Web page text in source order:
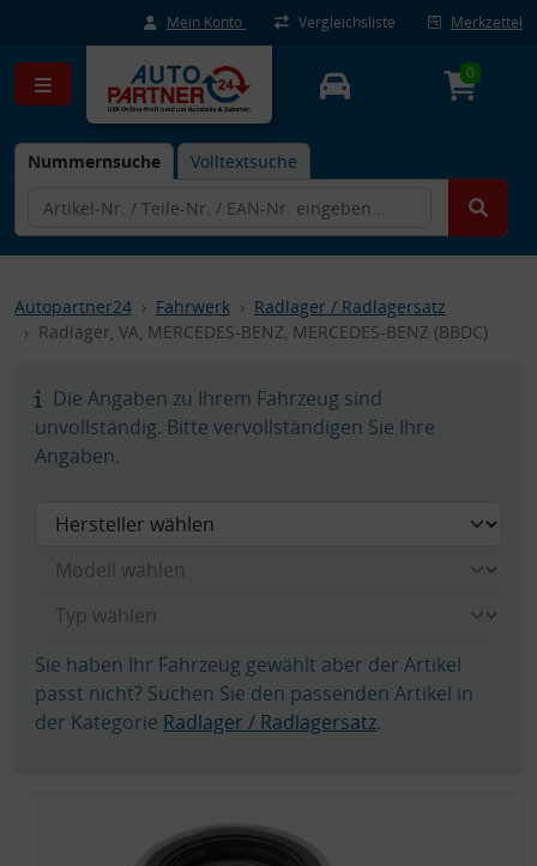
Mein Konto Vergleichsliste Merkzettel
Nummernsuche Volltextsuche
0
Autopartner24 Fahrwerk
Radlager / Radlagersatz
Radlager, VA, MERCEDES-BENZ, MERCEDES-BENZ (BBDC)
Die Angaben zu Ihrem Fahrzeug sind
unvollständig. Bitte vervollständigen Sie Ihre
Angaben.
Sie haben Ihr Fahrzeug gewählt aber der Artikel
passt nicht? Suchen Sie den passenden Artikel in
der Kategorie Radlager / Radlagersatz.